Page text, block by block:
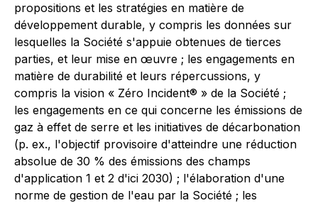
propositions et les stratégies en matière de
développement durable, y compris les données sur
lesquelles la Société s'appuie obtenues de tierces
parties, et leur mise en œuvre ; les engagements en
matière de durabilité et leurs répercussions, y
compris la vision « Zéro Incident® » de la Société ;
les engagements en ce qui concerne les émissions de
gaz à effet de serre et les initiatives de décarbonation
(p. ex., l'objectif provisoire d'atteindre une réduction
absolue de 30 % des émissions des champs
d'application 1 et 2 d'ici 2030) ; l'élaboration d'une
norme de gestion de l'eau par la Société ; les